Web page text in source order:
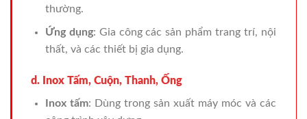
thường.
Ứng dụng: Gia công các sản phẩm trang trí, nội
thất, và các thiết bị gia dụng.
d. Inox Tấm, Cuộn, Thanh, Ống
Inox tấm: Dùng trong sản xuất máy móc và các